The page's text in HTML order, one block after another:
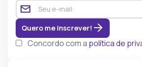
Quero me inscrever!
Concordo com a política de